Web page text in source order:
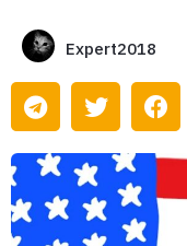
Expert2018